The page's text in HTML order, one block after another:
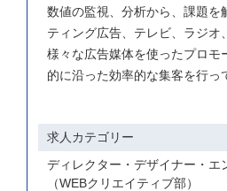
数値の監視、分析から、課題を
ティング広告、テレビ、ラジオ
様々な広告媒体を使ったプロモ
的に沿った効率的な集客を行っ
求人カテゴリー
ディレクター・デザイナー・エ
（WEBクリエイティブ部）